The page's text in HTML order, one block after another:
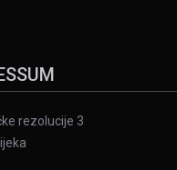
rezolucije 3